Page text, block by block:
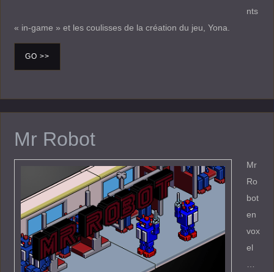
nts
« in-game » et les coulisses de la création du jeu, Yona.
GO >>
Mr Robot
Mr
Ro
bot
en
vox
el